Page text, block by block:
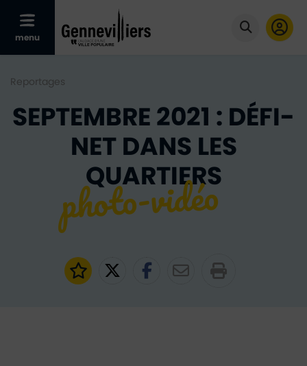
Afficher le menu mobile
menu Cliquer
Reportages
SEPTEMBRE 2021 : DÉFI-
NET DANS LES
QUARTIERS
Ajouter aux favoris
Partager sur Twitter
Partager sur
Partager par